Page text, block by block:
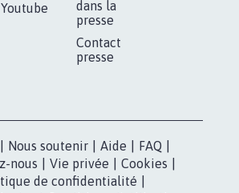
Je signe
NOTRE
COMMUNAUTÉ
ESPACE PRESSE